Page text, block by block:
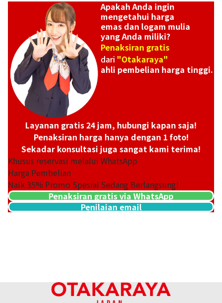
Platinum (Pt900) earrings
Apakah Anda ingin
mengetahui harga
emas dan logam mulia
yang Anda miliki?
Penaksiran gratis
dari "Otakaraya"
ahli pembelian harga tinggi.
Layanan gratis 24 jam, hubungi kapan saja!
Penaksiran harga hanya dengan 1 foto!
Sekadar konsultasi juga sangat kami terima!
Khusus reservasi melalui WhatsApp
Harga Pembelian
Naik35% Promo Spesial Sedang Berlangsung!
Penaksiran gratis via WhatsApp
Penilaian email